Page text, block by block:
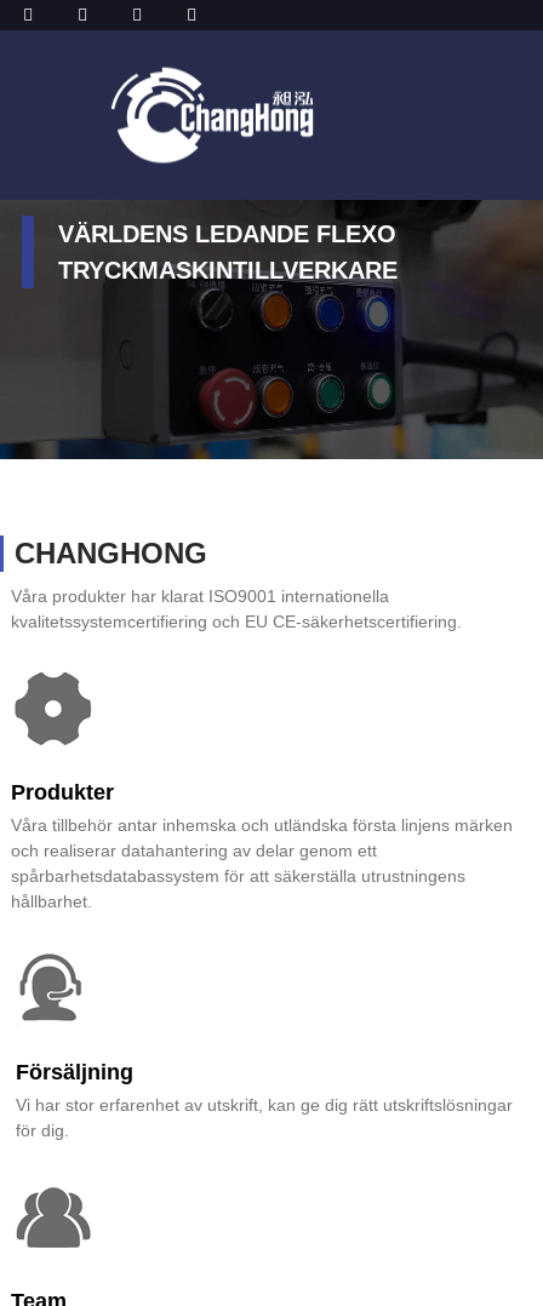
VÄRLDENS LEDANDE FLEXO
TRYCKMASKINTILLVERKARE
VÄRLDENS LEDANDE FLEXO
TRYCKMASKINTILLVERKARE
VÄRLDENS LEDANDE FLEXO
TRYCKMASKINTILLVERKARE
CHANGHONG
Våra produkter har klarat ISO9001 internationella
kvalitetssystemcertifiering och EU CE-säkerhetscertifiering.
Produkter
Våra tillbehör antar inhemska och utländska första linjens märken
och realiserar datahantering av delar genom ett
spårbarhetsdatabassystem för att säkerställa utrustningens
hållbarhet.
Försäljning
Vi har stor erfarenhet av utskrift, kan ge dig rätt utskriftslösningar
för dig.
Team